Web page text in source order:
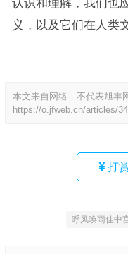
认识和理解，我们也
义，以及它们在人类
本文来自网络，不代表旭丰
https://o.jfweb.cn/articles/
打
呼风唤雨佳中